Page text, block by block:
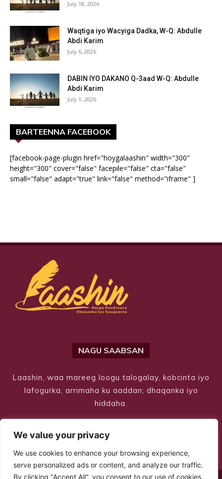
We value your privacy
We use cookies to enhance your browsing experience,
serve personalized ads or content, and analyze our traffic.
By clicking "Accept All", you consent to our use of cookies.
July 18, 2026
Waqtiga iyo Wacyiga Dadka, W-Q: Abdulle
Abdi Karim
July 6, 2026
DABIN IYO DAKANO Q-3aad W-Q: Abdulle
Abdi Karim
July 1, 2026
BARTEENNA FACEBOOK
[facebook-page-plugin href="hoygalaashin" width="300"
height="300" cover="false" facepile="false" cta="false"
small="false" adapt="true" link="false" method="iframe" ]
NAGU SAABSAN
Laashin, waa mareeg loogu talogalay, kobcinta iyo
lafogurka, arrimaha ku aaddan; dhaqanka iyo
hiddaha.